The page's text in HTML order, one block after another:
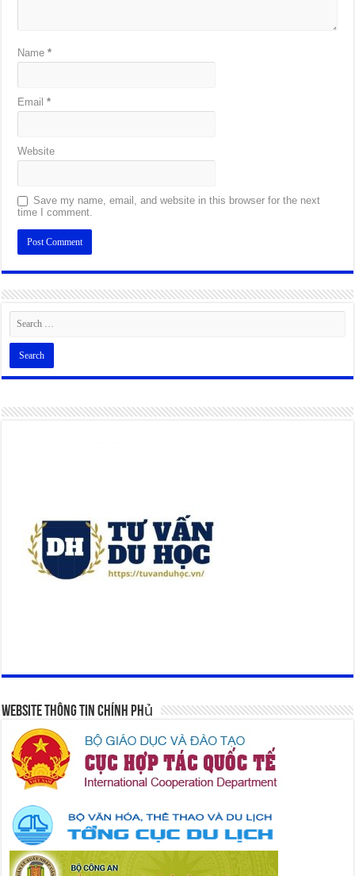
Name*
Email*
Website
Save my name, email, and website in this browser for the next
time I comment.
Alternative:
Website Thông Tin Chính Phủ